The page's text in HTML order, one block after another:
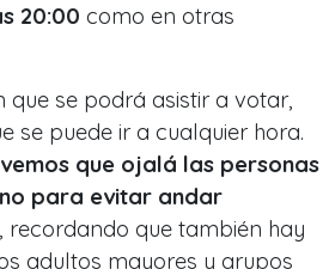
20:00 como en otras
que se podrá asistir a votar,
se puede ir a cualquier hora.
que ojalá las personas
para evitar andar
recordando que también hay
adultos mayores y grupos